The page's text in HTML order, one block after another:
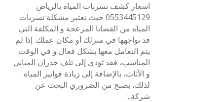
اسعار كشف تسربات المياه بالرياض
0553445129 حيث تعتبر مشكلة تسربات
المياه من القضايا المزعجة و المكلفة التي
قد تواجهها في منزلك أو مكان عملك. إذا لم
يتم التعامل معها بشكل فعال و في الوقت
المناسب، فقد تؤدي إلى تلف جدران المباني
و الأثاث، بالإضافة إلى زيادة فواتير المياه.
لذلك، يصبح من الضروري البحث عن
شركة...